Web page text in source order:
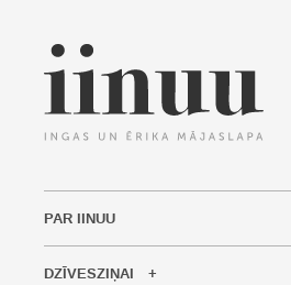
PAR IINUU
DZĪVESZIŅAI